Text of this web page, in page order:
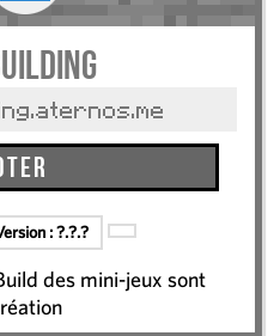
:?.?.?
des mini-jeux sont